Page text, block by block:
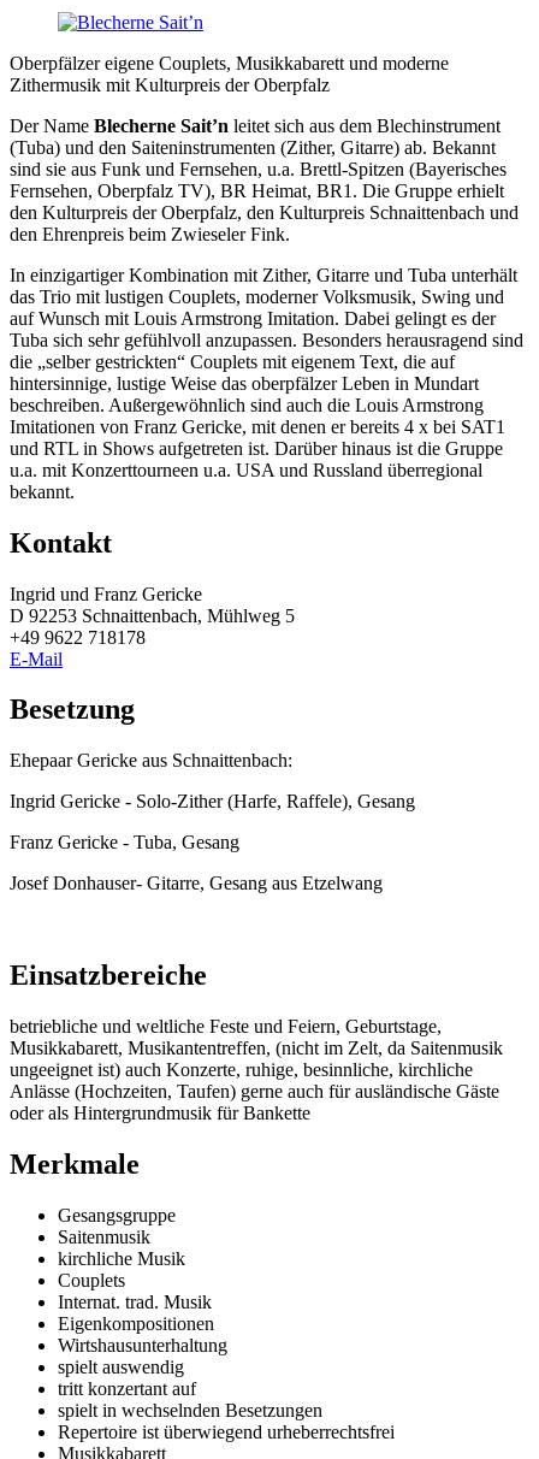
Oberpfälzer eigene Couplets, Musikkabarett und moderne
Zithermusik mit Kulturpreis der Oberpfalz
Der Name Blecherne Sait’n leitet sich aus dem Blechinstrument
(Tuba) und den Saiteninstrumenten (Zither, Gitarre) ab. Bekannt
sind sie aus Funk und Fernsehen, u.a. Brettl-Spitzen (Bayerisches
Fernsehen, Oberpfalz TV), BR Heimat, BR1. Die Gruppe erhielt
den Kulturpreis der Oberpfalz, den Kulturpreis Schnaittenbach und
den Ehrenpreis beim Zwieseler Fink.
In einzigartiger Kombination mit Zither, Gitarre und Tuba unterhält
das Trio mit lustigen Couplets, moderner Volksmusik, Swing und
auf Wunsch mit Louis Armstrong Imitation. Dabei gelingt es der
Tuba sich sehr gefühlvoll anzupassen. Besonders herausragend sind
die „selber gestrickten“ Couplets mit eigenem Text, die auf
hintersinnige, lustige Weise das oberpfälzer Leben in Mundart
beschreiben. Außergewöhnlich sind auch die Louis Armstrong
Imitationen von Franz Gericke, mit denen er bereits 4 x bei SAT1
und RTL in Shows aufgetreten ist. Darüber hinaus ist die Gruppe
u.a. mit Konzerttourneen u.a. USA und Russland überregional
bekannt.
Kontakt
Ingrid und Franz Gericke
D 92253 Schnaittenbach, Mühlweg 5
+49 9622 718178
E-Mail
Besetzung
Ehepaar Gericke aus Schnaittenbach:
Ingrid Gericke - Solo-Zither (Harfe, Raffele), Gesang
Franz Gericke - Tuba, Gesang
Josef Donhauser- Gitarre, Gesang aus Etzelwang
Einsatzbereiche
betriebliche und weltliche Feste und Feiern, Geburtstage,
Musikkabarett, Musikantentreffen, (nicht im Zelt, da Saitenmusik
ungeeignet ist) auch Konzerte, ruhige, besinnliche, kirchliche
Anlässe (Hochzeiten, Taufen) gerne auch für ausländische Gäste
oder als Hintergrundmusik für Bankette
Merkmale
Gesangsgruppe
Saitenmusik
kirchliche Musik
Couplets
Internat. trad. Musik
Eigenkompositionen
Wirtshausunterhaltung
spielt auswendig
tritt konzertant auf
spielt in wechselnden Besetzungen
Repertoire ist überwiegend urheberrechtsfrei
Musikkabarett